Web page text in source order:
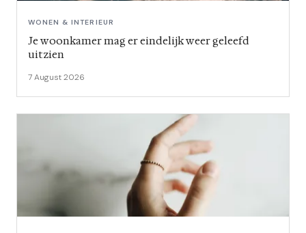
WONEN & INTERIEUR
Je woonkamer mag er eindelijk weer geleefd
uitzien
7 August 2026